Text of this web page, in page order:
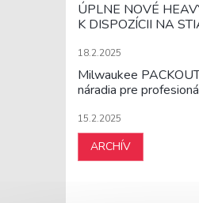
ÚPLNE NOVÉ
K DISPOZÍCII NA
18.2.2025
Milwaukee
náradia pre
15.2.2025
ARCHÍV